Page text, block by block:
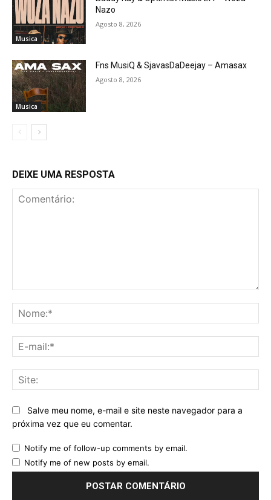
Musica
Nazo
Agosto 8, 2026
Musica
Fns MusiQ & SjavasDaDeejay – Amasax
Agosto 8, 2026
DEIXE UMA RESPOSTA
Salve meu nome, e-mail e site neste navegador para a
próxima vez que eu comentar.
Notify me of follow-up comments by email.
Notify me of new posts by email.